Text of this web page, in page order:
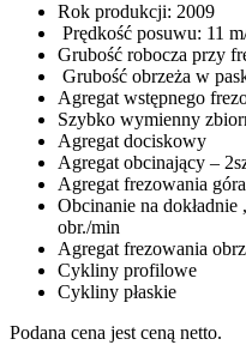
Rok produkcji: 2009
Prędkość posuwu: 11
Grubość robocza przy
Grubość obrzeża w
Agregat wstępnego
Szybko wymienny
Agregat dociskowy
Agregat obcinający –
Agregat frezowania
Obcinanie na
obr./min
Agregat frezowania
Cykliny profilowe
Cykliny płaskie
Podana cena jest ceną netto.